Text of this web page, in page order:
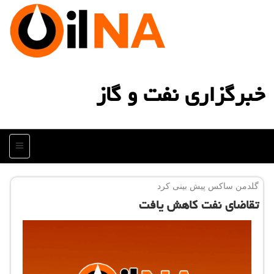
خبرگزاری نفت و گاز
منو
گلدمن ساكس پیش بینی كرد
تقاضای نفت كاهش یافت